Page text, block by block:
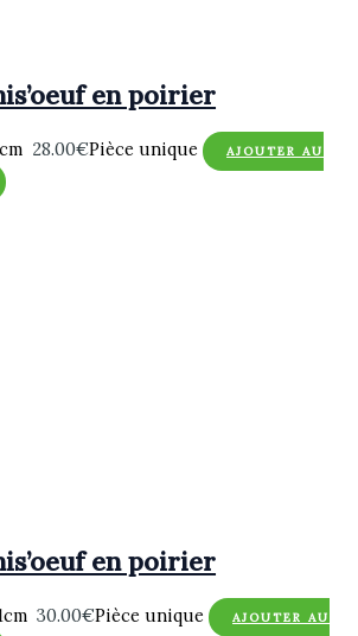
en poirier
28.00€Pièce unique
AJOUTER AU
en poirier
30.00€Pièce unique
AJOUTER AU